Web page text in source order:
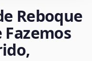
Reboque